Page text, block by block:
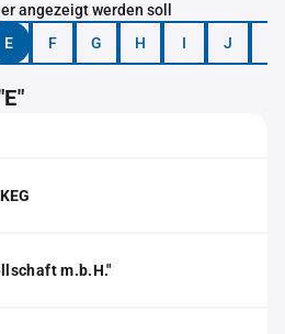
angezeigt werden soll
E F G H I J
m.b.H."